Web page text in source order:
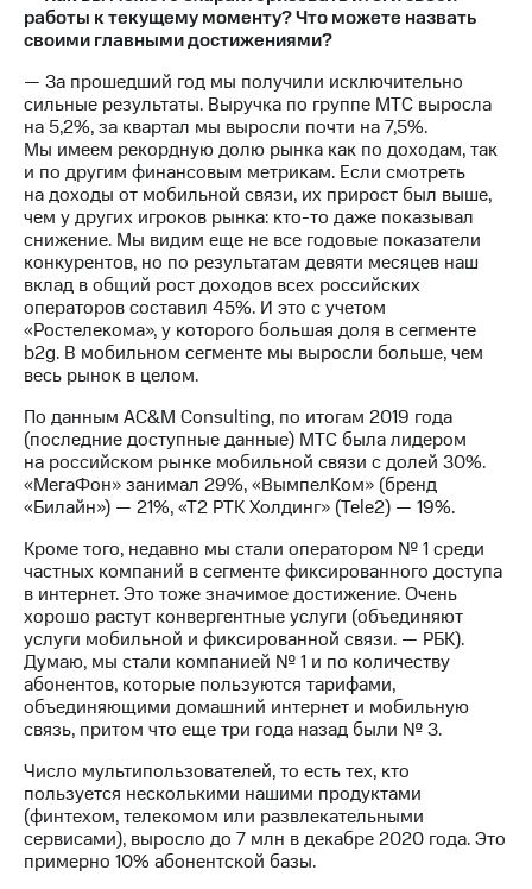
Корпоративный
секретарь
Раскрытие
информации
Информация
акционерам
Документы
ПАО
"МТС"
Собрания
акционеров
Личный
кабинет
акционера
Акционерный
капитал
Контроль
и
аудит
Рынок
акций
Описание
Программа
приобретения
Порядок
выкупа
акций
Дивиденды
Рынок
облигаций
Еврооблигации-2023
Уведомление
о
погашении
именных
работы к текущему моменту? Что можете назвать
своими главными достижениями?
— За прошедший год мы получили исключительно
сильные результаты. Выручка по группе МТС выросла
на 5,2%, за квартал мы выросли почти на 7,5%.
Мы имеем рекордную долю рынка как по доходам, так
и по другим финансовым метрикам. Если смотреть
на доходы от мобильной связи, их прирост был выше,
чем у других игроков рынка: кто-то даже показывал
снижение. Мы видим еще не все годовые показатели
конкурентов, но по результатам девяти месяцев наш
вклад в общий рост доходов всех российских
операторов составил 45%. И это с учетом
«Ростелекома», у которого большая доля в сегменте
b2g. В мобильном сегменте мы выросли больше, чем
весь рынок в целом.
По данным AC&M Consulting, по итогам 2019 года
(последние доступные данные) МТС была лидером
на российском рынке мобильной связи с долей 30%.
«МегаФон» занимал 29%, «ВымпелКом» (бренд
«Билайн») — 21%, «Т2 РТК Холдинг» (Tele2) — 19%.
Кроме того, недавно мы стали оператором № 1 среди
частных компаний в сегменте фиксированного доступа
в интернет. Это тоже значимое достижение. Очень
хорошо растут конвергентные услуги (объединяют
услуги мобильной и фиксированной связи. — РБК).
Думаю, мы стали компанией № 1 и по количеству
абонентов, которые пользуются тарифами,
объединяющими домашний интернет и мобильную
связь, притом что еще три года назад были № 3.
Число мультипользователей, то есть тех, кто
пользуется несколькими нашими продуктами
(финтехом, телекомом или развлекательными
сервисами), выросло до 7 млн в декабре 2020 года. Это
примерно 10% абонентской базы.